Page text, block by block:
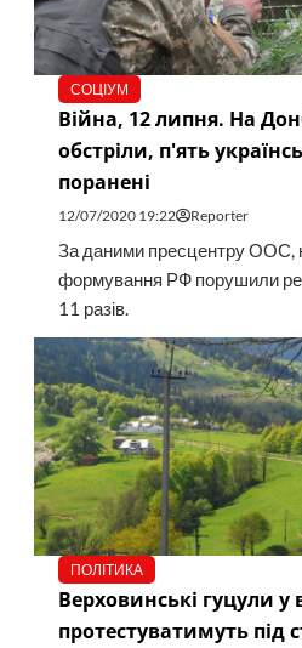
СОЦІУМ
Війна, 12 липня. На
обстріли, п'ять
поранені
12/07/2020 19:22 Reporter
За даними пресцентру ООС,
формування РФ порушили
11 разів.
ПОЛІТИКА
Верховинські гуцули у
протестуватимуть під